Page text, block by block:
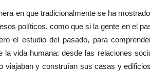
en que tradicionalmente se ha
políticos, como que si la gente en el
el estudio del pasado, para
la vida humana: desde las relaciones
viajaban y construían sus casas y